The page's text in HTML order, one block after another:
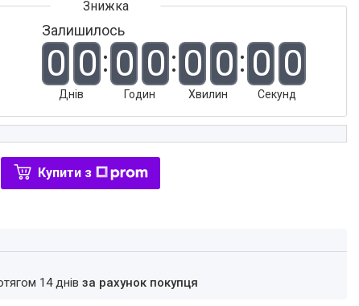
Залишилось
0 0
Днів
0 0
Годин
0 0
Хвилин
0 0
Секунд
Купити з
14 днівза рахунок покупця